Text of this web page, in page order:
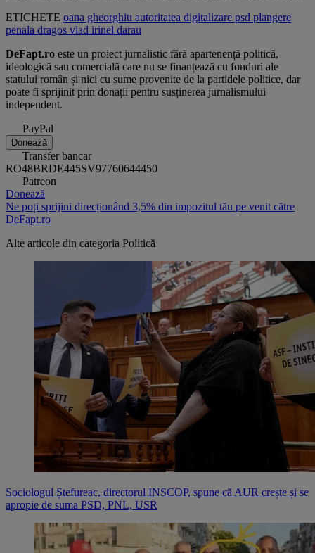
ETICHETE oana gheorghiu autoritatea digitalizare psd plangere
penala dragos vlad irinel darau
DeFapt.ro este un proiect jurnalistic fără apartenență politică,
ideologică sau comercială care nu se finanțează cu fonduri ale
statului român și nici cu sume provenite de la partidele politice, dar
poate fi sprijinit prin donații pentru susținerea jurnalismului
independent.
PayPal
Donează
Transfer bancar
RO48BRDE445SV97760644450
Patreon
Donează
Ne poți sprijini direcționând 3,5% din impozitul tău pe venit către
DeFapt.ro
Alte articole din categoria Politică
Sociologul Ștefureac, directorul INSCOP, spune că AUR crește și se
apropie de suma PSD, PNL, USR